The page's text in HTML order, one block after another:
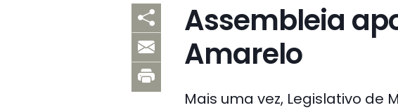
Assembleia
Amarelo
Mais uma vez, Legislativo de